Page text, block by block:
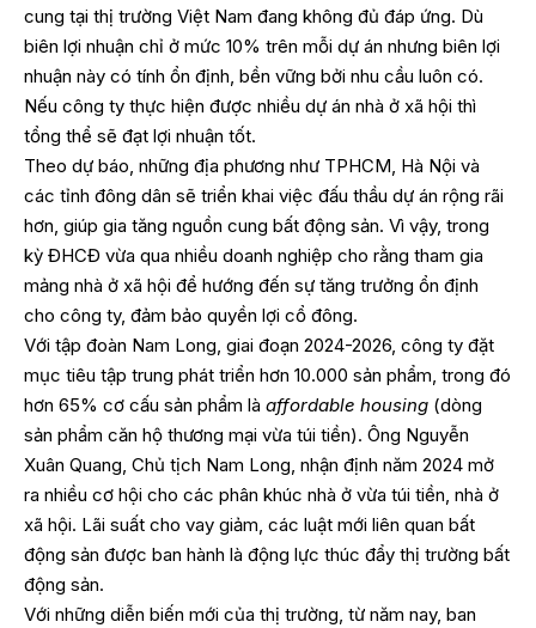
cung tại thị trường Việt Nam đang không đủ đáp ứng. Dù
biên lợi nhuận chỉ ở mức 10% trên mỗi dự án nhưng biên lợi
nhuận này có tính ổn định, bền vững bởi nhu cầu luôn có.
Nếu công ty thực hiện được nhiều dự án nhà ở xã hội thì
tổng thể sẽ đạt lợi nhuận tốt.
Theo dự báo, những địa phương như TPHCM, Hà Nội và
các tỉnh đông dân sẽ triển khai việc đấu thầu dự án rộng rãi
hơn, giúp gia tăng nguồn cung bất động sản. Vì vậy, trong
kỳ ĐHCĐ vừa qua nhiều doanh nghiệp cho rằng tham gia
mảng nhà ở xã hội để hướng đến sự tăng trưởng ổn định
cho công ty, đảm bảo quyền lợi cổ đông.
Với tập đoàn Nam Long, giai đoạn 2024-2026, công ty đặt
mục tiêu tập trung phát triển hơn 10.000 sản phẩm, trong đó
hơn 65% cơ cấu sản phẩm là affordable housing (dòng
sản phẩm căn hộ thương mại vừa túi tiền). Ông Nguyễn
Xuân Quang, Chủ tịch Nam Long, nhận định năm 2024 mở
ra nhiều cơ hội cho các phân khúc nhà ở vừa túi tiền, nhà ở
xã hội. Lãi suất cho vay giảm, các luật mới liên quan bất
động sản được ban hành là động lực thúc đẩy thị trường bất
động sản.
Với những diễn biến mới của thị trường, từ năm nay, ban